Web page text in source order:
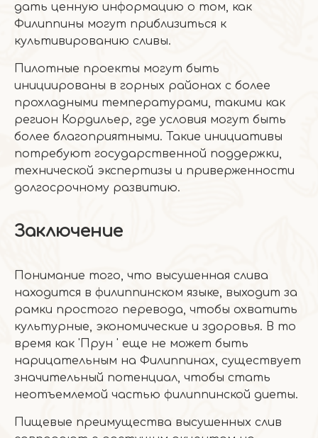
дать ценную информацию о том, как
Филиппины могут приблизиться к
культивированию сливы.
Пилотные проекты могут быть
инициированы в горных районах с более
прохладными температурами, такими как
регион Кордильер, где условия могут быть
более благоприятными. Такие инициативы
потребуют государственной поддержки,
технической экспертизы и приверженности
долгосрочному развитию.
Заключение
Понимание того, что высушенная слива
находится в филиппинском языке, выходит за
рамки простого перевода, чтобы охватить
культурные, экономические и здоровья. В то
время как 'Прун ' еще не может быть
нарицательным на Филиппинах, существует
значительный потенциал, чтобы стать
неотъемлемой частью филиппинской диеты.
Пищевые преимущества высушенных слив